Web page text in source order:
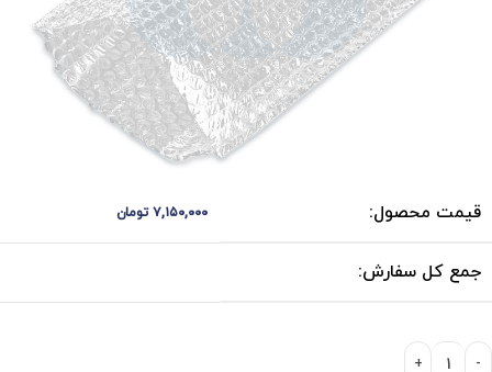
قیمت محصول: ۷,۱۵۰,۰۰۰ تومان
جمع کل سفارش: